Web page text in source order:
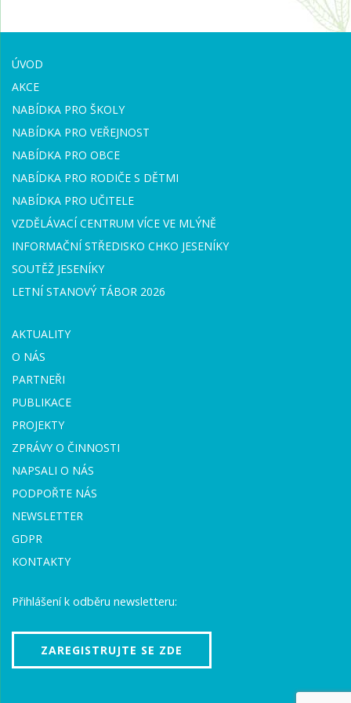
ÚVOD
AKCE
NABÍDKA PRO ŠKOLY
NABÍDKA PRO VEŘEJNOST
NABÍDKA PRO OBCE
NABÍDKA PRO RODIČE S DĚTMI
NABÍDKA PRO UČITELE
VZDĚLÁVACÍ CENTRUM VÍCE VE MLÝNĚ
INFORMAČNÍ STŘEDISKO CHKO JESENÍKY
SOUTĚŽ JESENÍKY
LETNÍ STANOVÝ TÁBOR 2026
AKTUALITY
O NÁS
PARTNEŘI
PUBLIKACE
PROJEKTY
ZPRÁVY O ČINNOSTI
NAPSALI O NÁS
PODPOŘTE NÁS
NEWSLETTER
GDPR
KONTAKTY
Přihlášení k odběru newsletteru:
ZAREGISTRUJTE SE ZDE